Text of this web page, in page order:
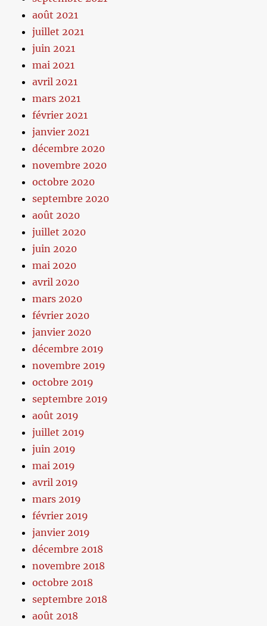
août 2021
juillet 2021
juin 2021
mai 2021
avril 2021
mars 2021
février 2021
janvier 2021
décembre 2020
novembre 2020
octobre 2020
septembre 2020
août 2020
juillet 2020
juin 2020
mai 2020
avril 2020
mars 2020
février 2020
janvier 2020
décembre 2019
novembre 2019
octobre 2019
septembre 2019
août 2019
juillet 2019
juin 2019
mai 2019
avril 2019
mars 2019
février 2019
janvier 2019
décembre 2018
novembre 2018
octobre 2018
septembre 2018
août 2018